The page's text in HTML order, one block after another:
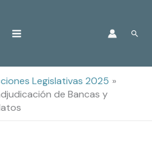
Legislativas 2025
de Bancas y